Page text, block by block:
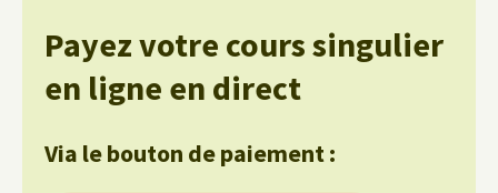
Payez votre cours singulier
en ligne en direct
Via le bouton de paiement :